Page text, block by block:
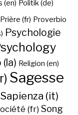
(en) Politik (de)
Prière (fr) Proverbio
Psychologie
(la) Religion (en)
Sagesse
Sapienza (it)
(fr)Song